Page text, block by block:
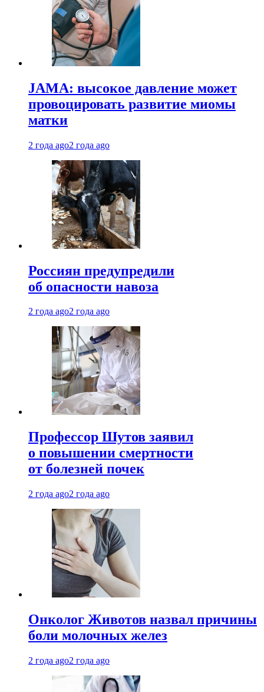
JAMA: высокое давление может
провоцировать развитие миомы
матки
2 года ago2 года ago
Россиян предупредили
об опасности навоза
2 года ago2 года ago
Профессор Шутов заявил
о повышении смертности
от болезней почек
2 года ago2 года ago
Онколог Животов назвал причины
боли молочных желез
2 года ago2 года ago